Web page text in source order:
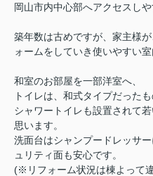
岡山市内中心部へアクセスし
築年数は古めですが、家主様
ォームをしていき使いやすい室
和室のお部屋を一部洋室へ、
トイレは、和式タイプだった
シャワートイレも設置されて
思います。
洗面台はシャンプードレッサ
ュリティ面も安心です。
(※リフォーム状況は棟よって